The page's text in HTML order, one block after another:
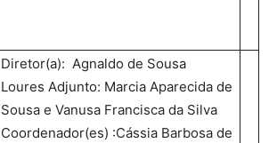
Diretor(a): Agnaldo de Sousa
Loures Adjunto: Marcia Aparecida de
Sousa e Vanusa Francisca da Silva
Coordenador(es) :Cássia Barbosa de